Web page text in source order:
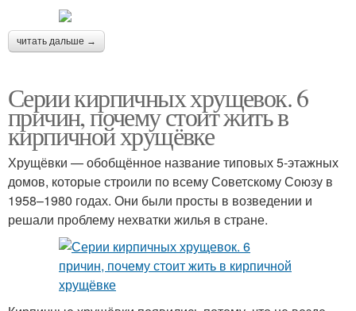
читать дальше →
Серии кирпичных хрущевок. 6
причин, почему стоит жить в
кирпичной хрущёвке
Хрущёвки — обобщённое название типовых 5-этажных
домов, которые строили по всему Советскому Союзу в
1958–1980 годах. Они были просты в возведении и
решали проблему нехватки жилья в стране.